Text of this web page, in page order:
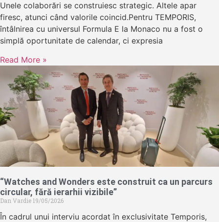
Unele colaborări se construiesc strategic. Altele apar
firesc, atunci când valorile coincid.Pentru TEMPORIS,
întâlnirea cu universul Formula E la Monaco nu a fost o
simplă oportunitate de calendar, ci expresia
Read More »
“Watches and Wonders este construit ca un parcurs
circular, fără ierarhii vizibile”
Dan Vardie19/05/2026
În cadrul unui interviu acordat în exclusivitate Temporis,